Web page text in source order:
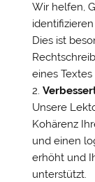
Wir helfen,
Dies ist
eines
Unsere
Kohärenz
und einen
erhöht und
unterstützt.